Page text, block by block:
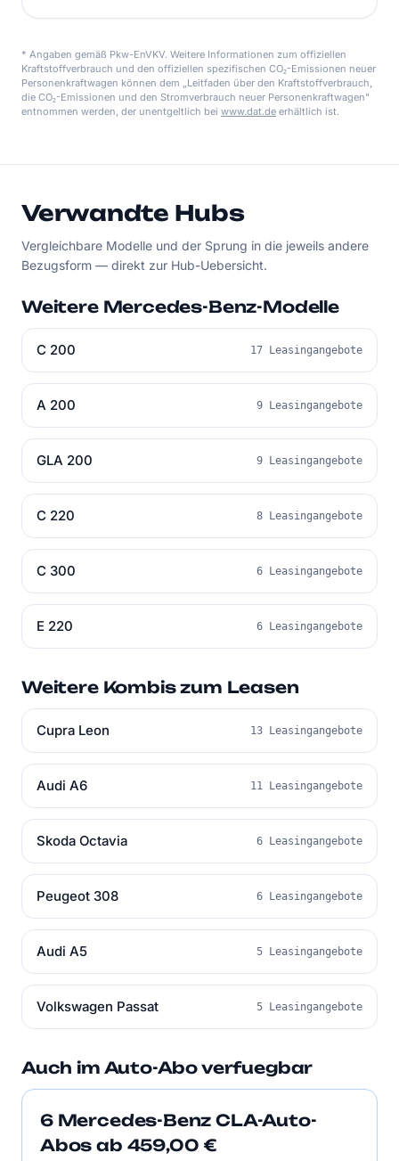
* Angaben gemäß Pkw-EnVKV. Weitere Informationen zum offiziellen
Kraftstoffverbrauch und den offiziellen spezifischen CO₂-Emissionen neuer
Personenkraftwagen können dem „Leitfaden über den Kraftstoffverbrauch,
die CO₂-Emissionen und den Stromverbrauch neuer Personenkraftwagen"
entnommen werden, der unentgeltlich bei www.dat.de erhältlich ist.
Verwandte Hubs
Vergleichbare Modelle und der Sprung in die jeweils andere
Bezugsform — direkt zur Hub-Uebersicht.
Weitere Mercedes-Benz-Modelle
C 200 17 Leasingangebote
A 200 9 Leasingangebote
GLA 200 9 Leasingangebote
C 220 8 Leasingangebote
C 300 6 Leasingangebote
E 220 6 Leasingangebote
Weitere Kombis zum Leasen
Cupra Leon 13 Leasingangebote
Audi A6 11 Leasingangebote
Skoda Octavia 6 Leasingangebote
Peugeot 308 6 Leasingangebote
Audi A5 5 Leasingangebote
Volkswagen Passat 5 Leasingangebote
Auch im Auto-Abo verfuegbar
6 Mercedes-Benz CLA-Auto-
Abos ab 459,00 €